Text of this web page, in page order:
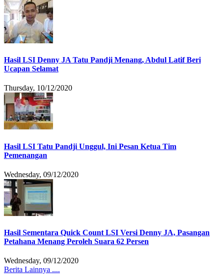
Hasil LSI Denny JA Tatu Pandji Menang, Abdul Latif Beri
Ucapan Selamat
Thursday, 10/12/2020
Hasil LSI Tatu Pandji Unggul, Ini Pesan Ketua Tim
Pemenangan
Wednesday, 09/12/2020
Hasil Sementara Quick Count LSI Versi Denny JA, Pasangan
Petahana Menang Peroleh Suara 62 Persen
Wednesday, 09/12/2020
Berita Lainnya ....